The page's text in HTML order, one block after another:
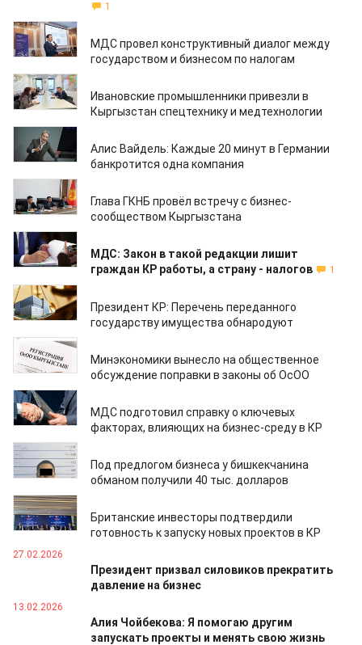
1
04.04.2026
МДС провел конструктивный диалог между
государством и бизнесом по налогам
27.03.2026
Ивановские промышленники привезли в
Кыргызстан спецтехнику и медтехнологии
24.03.2026
Алис Вайдель: Каждые 20 минут в Германии
банкротится одна компания
16.03.2026
Глава ГКНБ провёл встречу с бизнес-
сообществом Кыргызстана
15.03.2026
МДС: Закон в такой редакции лишит
граждан КР работы, а страну - налогов
1
11.03.2026
Президент КР: Перечень переданного
государству имущества обнародуют
11.03.2026
Минэкономики вынесло на общественное
обсуждение поправки в законы об ОсОО
09.03.2026
МДС подготовил справку о ключевых
факторах, влияющих на бизнес-среду в КР
09.03.2026
Под предлогом бизнеса у бишкекчанина
обманом получили 40 тыс. долларов
28.02.2026
Британские инвесторы подтвердили
готовность к запуску новых проектов в КР
27.02.2026
Президент призвал силовиков прекратить
давление на бизнес
13.02.2026
Алия Чойбекова: Я помогаю другим
запускать проекты и менять свою жизнь